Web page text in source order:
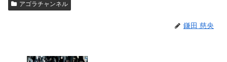
アゴラチャンネル
鎌田 慈央